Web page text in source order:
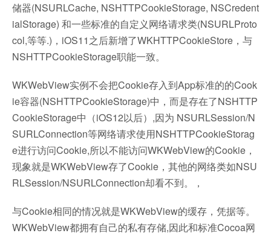
储器(NSURLCache, NSHTTPCookieStorage, NSCredent
ialStorage) 和一些标准的自定义网络请求类(NSURLProto
col,等等.)，iOS11之后新增了WKHTTPCookieStore，与
NSHTTPCookieStorage职能一致。
WKWebView实例不会把Cookie存入到App标准的的Cook
ie容器(NSHTTPCookieStorage)中，而是存在了NSHTTP
CookieStorage中（iOS12以后）,因为 NSURLSession/N
SURLConnection等网络请求使用NSHTTPCookieStorag
e进行访问Cookie,所以不能访问WKWebView的Cookie，
现象就是WKWebView存了Cookie，其他的网络类如NSU
RLSession/NSURLConnection却看不到。，
与Cookie相同的情况就是WKWebView的缓存，凭据等。
WKWebView都拥有自己的私有存储,因此和标准Cocoa网